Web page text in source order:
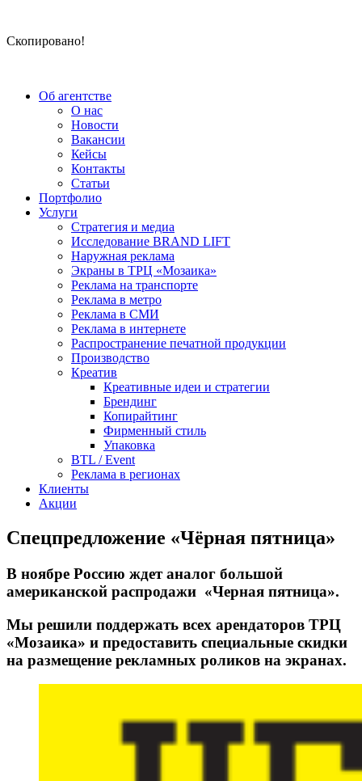
Скопировано!
Об агентстве
О нас
Новости
Вакансии
Кейсы
Контакты
Статьи
Портфолио
Услуги
Стратегия и медиа
Исследование BRAND LIFT
Наружная реклама
Экраны в ТРЦ «Мозаика»
Реклама на транспорте
Реклама в метро
Реклама в СМИ
Реклама в интернете
Распространение печатной продукции
Производство
Креатив
Креативные идеи и стратегии
Брендинг
Копирайтинг
Фирменный стиль
Упаковка
BTL / Event
Реклама в регионах
Клиенты
Акции
Спецпредложение «Чёрная пятница»
В ноябре Россию ждет аналог большой
американской распродажи «Черная пятница».
Мы решили поддержать всех арендаторов ТРЦ
«Мозаика» и предоставить специальные скидки
на размещение рекламных роликов на экранах.